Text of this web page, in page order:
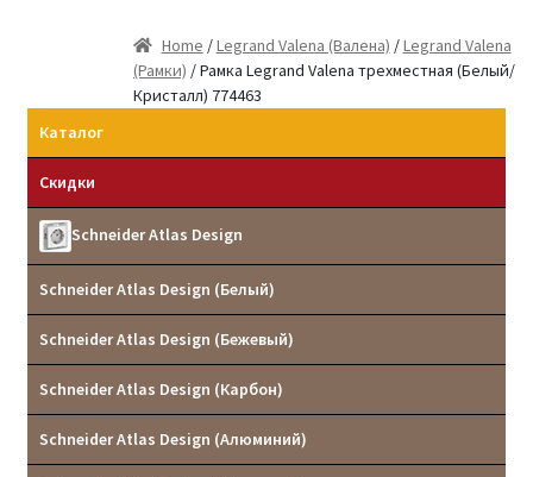
Оптовые продажи
Реквизиты
Контакты
Home /Legrand Valena (Валена) /Legrand Valena
(Рамки) / Рамка Legrand Valena трехместная (Белый/
Кристалл) 774463
Каталог
Скидки
Schneider Atlas Design
Schneider Atlas Design (Белый)
Schneider Atlas Design (Бежевый)
Schneider Atlas Design (Карбон)
Schneider Atlas Design (Алюминий)